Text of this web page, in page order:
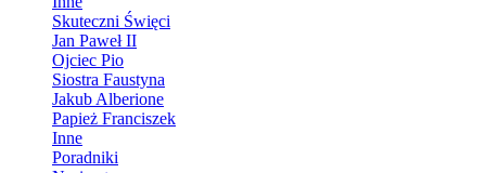
Skuteczni Święci
Jan Paweł II
Ojciec Pio
Siostra Faustyna
Jakub Alberione
Papież Franciszek
Inne
Poradniki